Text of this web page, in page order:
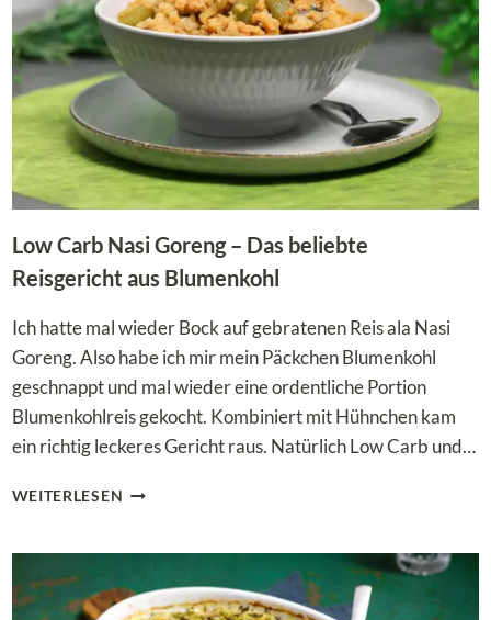
Low Carb Nasi Goreng – Das beliebte
Reisgericht aus Blumenkohl
Ich hatte mal wieder Bock auf gebratenen Reis ala Nasi
Goreng. Also habe ich mir mein Päckchen Blumenkohl
geschnappt und mal wieder eine ordentliche Portion
Blumenkohlreis gekocht. Kombiniert mit Hühnchen kam
ein richtig leckeres Gericht raus. Natürlich Low Carb und…
WEITERLESEN LOW
GORENG
DAS